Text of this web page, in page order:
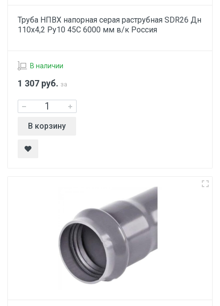
Труба НПВХ напорная серая раструбная SDR26 Дн
110х4,2 Ру10 45С 6000 мм в/к Россия
В наличии
1 307 руб. за
В корзину